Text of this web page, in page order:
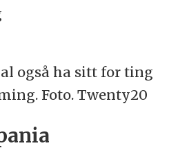
også ha sitt for ting
Foto. Twenty20